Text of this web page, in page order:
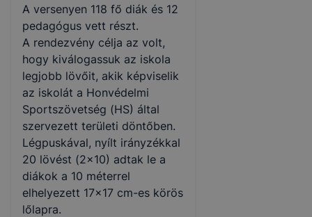
A versenyen 118 fő diák és 12
pedagógus vett részt.
A rendezvény célja az volt,
hogy kiválogassuk az iskola
legjobb lövőit, akik képviselik
az iskolát a Honvédelmi
Sportszövetség (HS) által
szervezett területi döntőben.
Légpuskával, nyílt irányzékkal
20 lövést (2x10) adtak le a
diákok a 10 méterrel
elhelyezett 17x17 cm-es körös
lőlapra.